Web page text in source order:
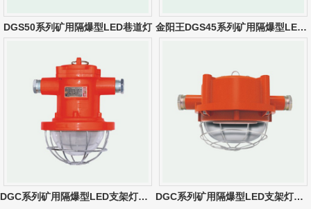
DGS50系列矿用隔爆型LED巷道灯 金阳王DGS45系列矿用隔爆型LED巷道灯
DGC系列矿用隔爆型LED支架灯（10W-30W） DGC系列矿用隔爆型LED支架灯（圆形）